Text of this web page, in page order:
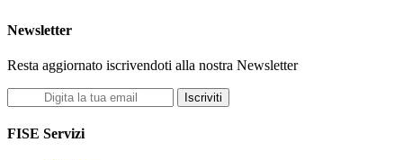
Newsletter
Resta aggiornato iscrivendoti alla nostra Newsletter
Iscriviti
FISE Servizi